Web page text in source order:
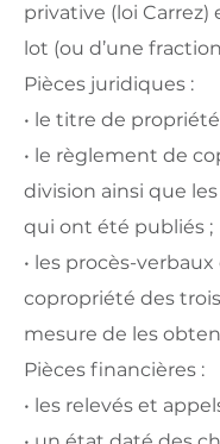
privative (loi Carrez)
lot (ou d’une
Pièces juridiques :
• le titre de
• le règlement de
division ainsi que
qui ont été publiés ;
• les procès-
copropriété des
mesure de les
Pièces financières :
• les relevés et